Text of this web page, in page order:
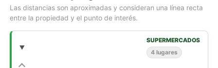
Si compras con nosotros, te brindamos asesoría personalizada
durante todo el proceso.
*Aplican T&C
Las distancias son aproximadas y consideran una línea recta
entre la propiedad y el punto de interés.
SUPERMERCADOS
4 lugares